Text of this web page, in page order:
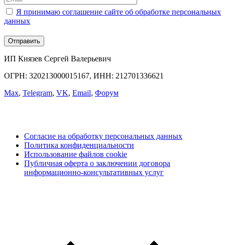
Я принимаю соглашение сайте об обработке персональных
данных
ИП Князев Сергей Валерьевич
ОГРН: 320213000015167, ИНН: 212701336621
Max, Telegram, VK, Email, Форум
Согласие на обработку персональных данных
Политика конфиденциальности
Использование файлов cookie
Публичная оферта о заключении договора
информационно-консультативных услуг